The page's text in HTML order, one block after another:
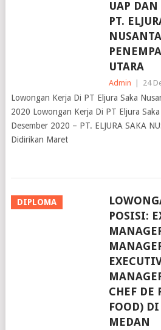
PT.
UTARA
Admin | 24
Lowongan Kerja Di PT Eljura Saka
2020 Lowongan Kerja Di PT Eljura
Desember 2020 – PT. ELJURA SAKA
Didirikan Maret
POSISI:
CHEF DE
FOOD)
MEDAN
Admin | 24